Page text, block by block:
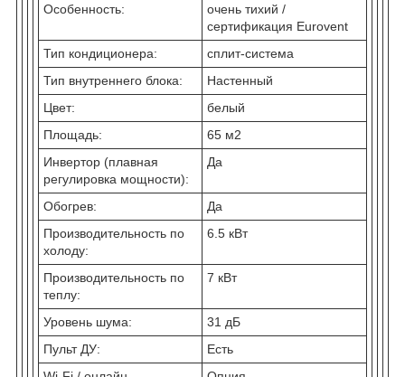
Особенность:
очень тихий /
сертификация Eurovent
Тип кондиционера:
сплит-система
Тип внутреннего блока:
Настенный
Цвет:
белый
Площадь:
65 м2
Инвертор (плавная
регулировка мощности):
Да
Обогрев:
Да
Производительность по
холоду:
6.5 кВт
Производительность по
теплу:
7 кВт
Уровень шума:
31 дБ
Пульт ДУ:
Есть